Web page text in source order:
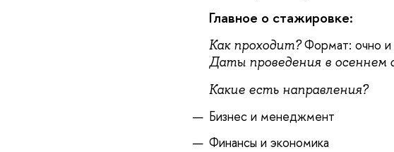
Главное о стажировке:
Как проходит?Формат: очно и
Даты проведения в осеннем
Какие есть направления?
Бизнес и менеджмент
Финансы и экономика